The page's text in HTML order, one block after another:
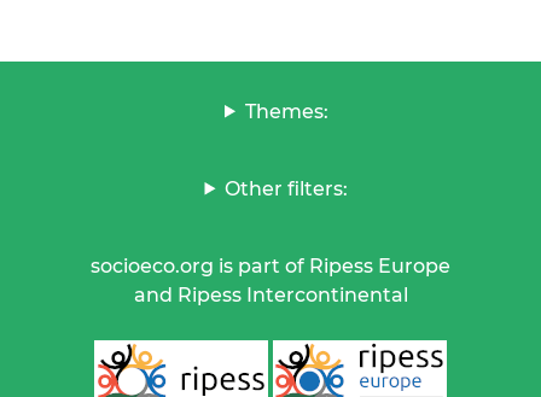
Themes:
Other filters:
socioeco.org is part of Ripess Europe
and Ripess Intercontinental